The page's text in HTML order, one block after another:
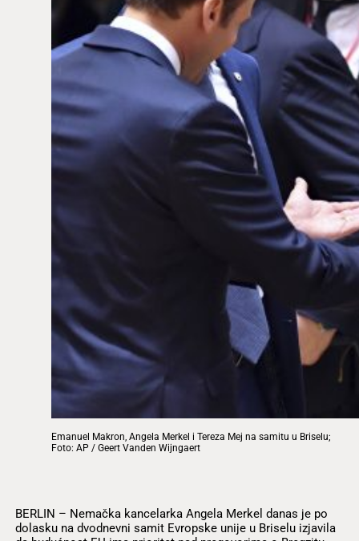
Emanuel Makron, Angela Merkel i Tereza Mej na samitu u Briselu;
Foto: AP / Geert Vanden Wijngaert
BERLIN – Nemačka kancelarka Angela Merkel danas je po
dolasku na dvodnevni samit Evropske unije u Briselu izjavila